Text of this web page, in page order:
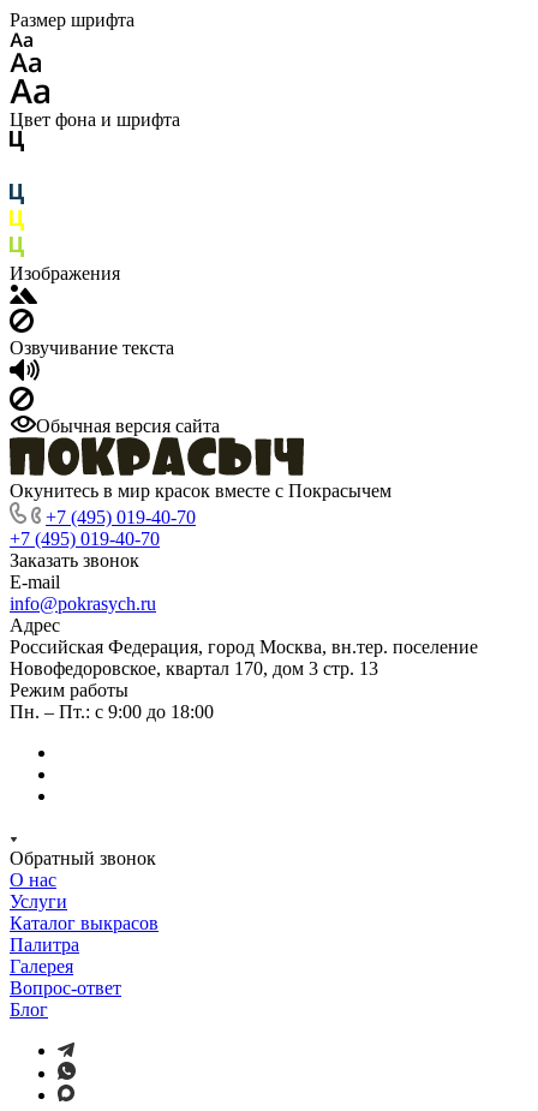
Размер шрифта
Цвет фона и шрифта
Изображения
Озвучивание текста
Обычная версия сайта
Окунитесь в мир красок вместе с Покрасычем
+7 (495) 019-40-70
+7 (495) 019-40-70
Заказать звонок
E-mail
info@pokrasych.ru
Адрес
Российская Федерация, город Москва, вн.тер. поселение
Новофедоровское, квартал 170, дом 3 стр. 13
Режим работы
Пн. – Пт.: с 9:00 до 18:00
Обратный звонок
О нас
Услуги
Каталог выкрасов
Палитра
Галерея
Вопрос-ответ
Блог